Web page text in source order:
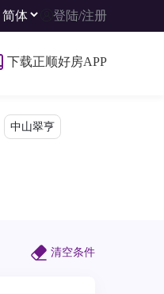
登陆/注册
下载正顺好房APP
中山翠亨
清空条件